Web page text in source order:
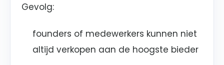
Gevolg:
founders of medewerkers kunnen niet
altijd verkopen aan de hoogste bieder